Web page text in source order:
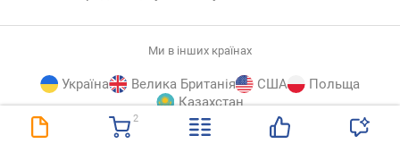
2
Ми в інших країнах
Україна Велика Британія США
Польща
Казахстан